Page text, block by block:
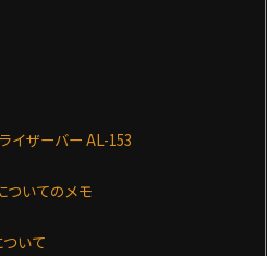
イザーバー AL-153
ついてのメモ
いて